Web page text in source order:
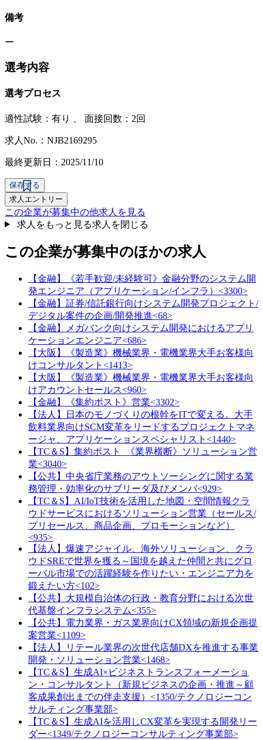
備考
ー
選考内容
選考プロセス
適性試験： 有り 面接回数：2回
求人No.：NJB2169295
最終更新日：2025/11/10
保存する
求人エントリー
この企業が募集中の他求人を見る
求人をもっと見る求人を閉じる
この企業が募集中のほかの求人
【金融】《若手歓迎/未経験可》金融分野のシステム開
発エンジニア（アプリケーション/インフラ）<3300>
【金融】証券/信託銀行向けシステム開発プロジェクト/
デジタル案件の企画/開発推進<68>
【金融】メガバンク向けシステム開発におけるアプリ
ケーションエンジニア<686>
【大阪】《製造業》機械業界・電機業界大手お客様向
けコンサルタント<1413>
【大阪】《製造業》機械業界・電機業界大手お客様向
けアカウントセールス<960>
【金融】《集約ポスト》営業<3302>
【法人】日本のモノづくりの根幹をITで変える。大手
飲料業界向けSCM変革をリードするプロジェクトマネ
ージャ、アプリケーションスペシャリスト<1440>
【TC＆S】集約ポスト_《業界横断》ソリューション営
業<3040>
【公共】中央省庁業務のアウトソーシングに関する業
務管理・効率化のサブリーダ及びメンバ<929>
【TC＆S】AI/IoT技術を活用した地図・空間情報クラ
ウドサービスにおけるソリューション営業（セールス/
プリセールス、商品企画、プロモーションなど）
<935>
【法人】爆速アジャイル、海外ソリューション、クラ
ウドSREで世界を獲る～国境を越えた仲間と共にグロ
ーバル市場での活躍経験を作りたい・エンジニア力を
鍛えたい方<102>
【公共】大規模自治体の行政・教育分野における次世
代基盤インフラシステム<355>
【公共】電力業界・ガス業界向けCX領域の新規企画提
案営業<1109>
【法人】リテール業界の次世代店舗DXを推進する事業
開発・ソリューション営業<1468>
【TC＆S】生成AI×ビジネストランスフォーメーショ
ン・コンサルタント（新規ビジネスの企画・推進～顧
客成果創出までの伴走支援）<1350/テクノロジーコン
サルティング事業部>
【TC＆S】生成AIを活用しCX変革を実現する開発リー
ダー<1349/テクノロジーコンサルティング事業部>